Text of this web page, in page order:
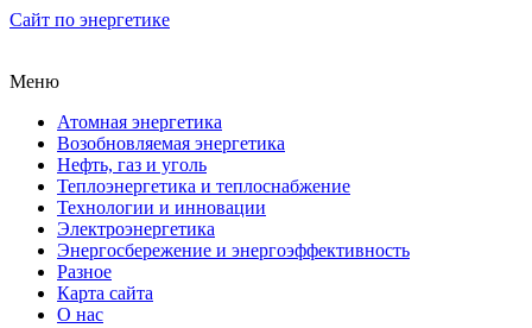
Сайт по энергетике
Меню
Атомная энергетика
Возобновляемая энергетика
Нефть, газ и уголь
Теплоэнергетика и теплоснабжение
Технологии и инновации
Электроэнергетика
Энергосбережение и энергоэффективность
Разное
Карта сайта
О нас